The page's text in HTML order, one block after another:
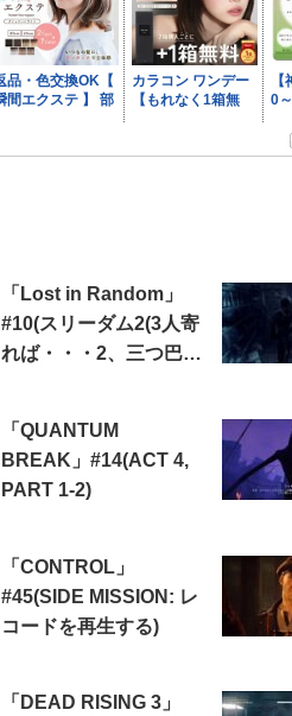
「Lost in Random」
#10(スリーダム2(3人寄
れば・・・2、三つ巴
「QUANTUM
BREAK」#14(ACT 4,
PART 1-2)
「CONTROL」
#45(SIDE MISSION: レ
コードを再生する)
「DEAD RISING 3」